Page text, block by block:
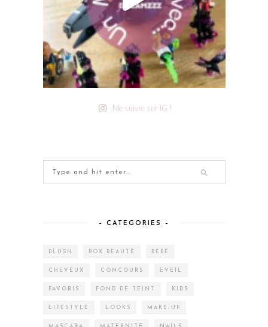
Me suivre sur IG !
– CATEGORIES –
BLUSH BOX BEAUTÉ BÉBÉ
CHEVEUX CONCOURS EVEIL
FAVORIS FOND DE TEINT KIDS
LIFESTYLE LOOKS MAKE-UP